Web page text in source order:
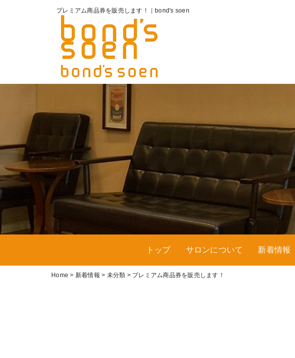
プレミアム商品券を販売します！｜bond's soen
トップ サロンについて 新着情報
Home > 新着情報 > 未分類 > プレミアム商品券を販売します！